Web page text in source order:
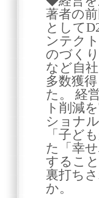
著者の
として
ンテク
のづく
など自
多数獲
た。 経
ト削減
ショナ
「子ど
た「幸
するこ
裏打ち
か。